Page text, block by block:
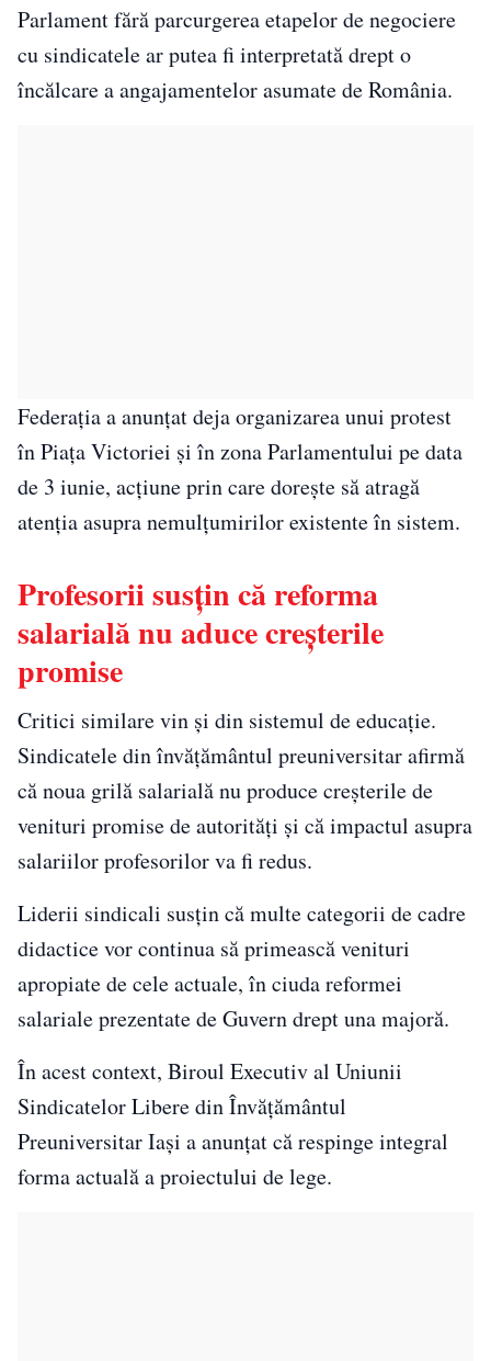
Parlament fără parcurgerea etapelor de negociere
cu sindicatele ar putea fi interpretată drept o
încălcare a angajamentelor asumate de România.
Federația a anunțat deja organizarea unui protest
în Piața Victoriei și în zona Parlamentului pe data
de 3 iunie, acțiune prin care dorește să atragă
atenția asupra nemulțumirilor existente în sistem.
Profesorii susțin că reforma
salarială nu aduce creșterile
promise
Critici similare vin și din sistemul de educație.
Sindicatele din învățământul preuniversitar afirmă
că noua grilă salarială nu produce creșterile de
venituri promise de autorități și că impactul asupra
salariilor profesorilor va fi redus.
Liderii sindicali susțin că multe categorii de cadre
didactice vor continua să primească venituri
apropiate de cele actuale, în ciuda reformei
salariale prezentate de Guvern drept una majoră.
În acest context, Biroul Executiv al Uniunii
Sindicatelor Libere din Învățământul
Preuniversitar Iași a anunțat că respinge integral
forma actuală a proiectului de lege.